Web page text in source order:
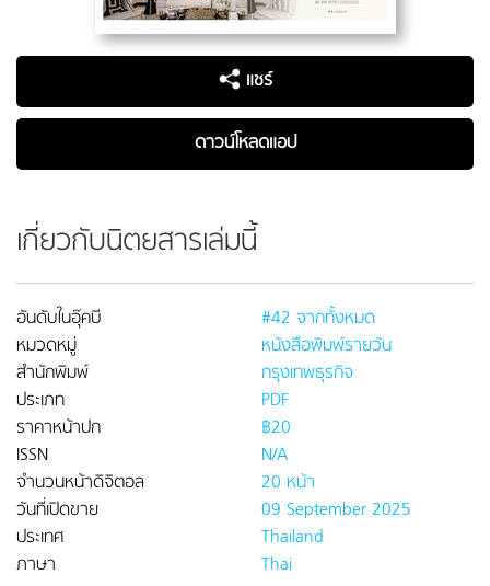
แชร์
ดาวน์โหลดแอป
เกี่ยวกับนิตยสารเล่มนี้
อันดับในอุ๊คบี
#42 จากทั้งหมด
หมวดหมู่
หนังสือพิมพ์รายวัน
สำนักพิมพ์
กรุงเทพธุรกิจ
ประเภท
PDF
ราคาหน้าปก
฿20
ISSN
N/A
จำนวนหน้าดิจิตอล
20 หน้า
วันที่เปิดขาย
09 September 2025
ประเทศ
Thailand
ภาษา
Thai